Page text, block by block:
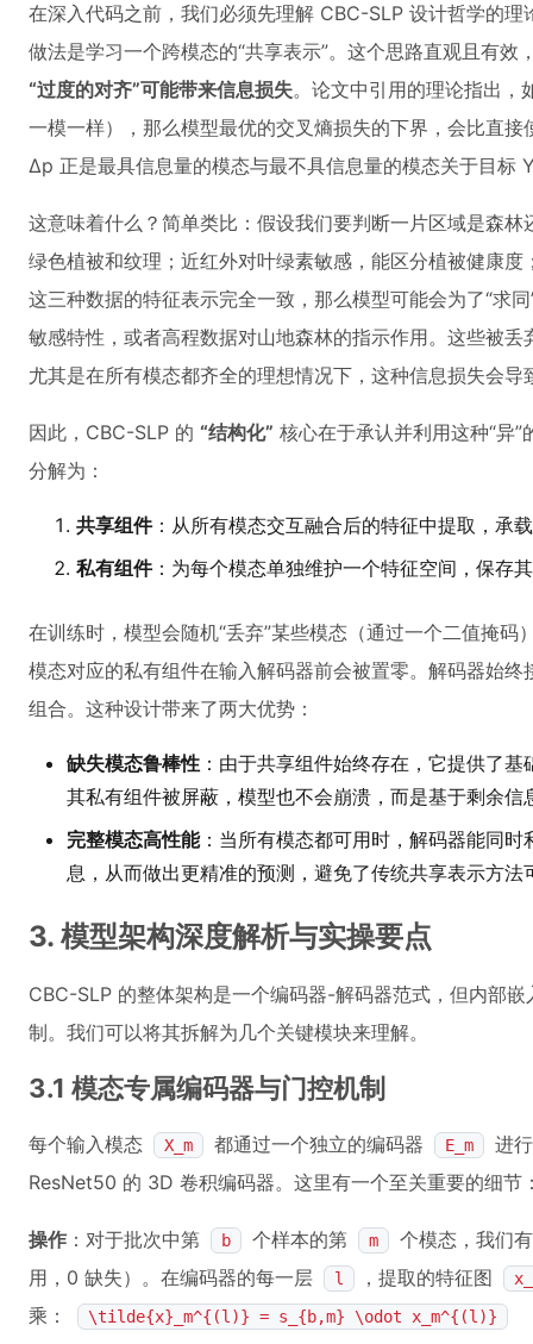
在深入代码之前，我们必须先理解 CBC-SLP 设计哲学的
做法是学习一个跨模态的“共享表示”。这个思路直观且有
“过度的对齐”可能带来信息损失。论文中引用的理论指出，
一模一样），那么模型最优的交叉熵损失的下界，会比直
Δp 正是最具信息量的模态与最不具信息量的模态关于目标
这意味着什么？简单类比：假设我们要判断一片区域是森
绿色植被和纹理；近红外对叶绿素敏感，能区分植被健康
这三种数据的特征表示完全一致，那么模型可能会为了“求
敏感特性，或者高程数据对山地森林的指示作用。这些被丢
尤其是在所有模态都齐全的理想情况下，这种信息损失会
因此，CBC-SLP 的 “结构化” 核心在于承认并利用这种“异
分解为：
共享组件：从所有模态交互融合后的特征中提取，承
私有组件：为每个模态单独维护一个特征空间，保存
在训练时，模型会随机“丢弃”某些模态（通过一个二值掩
模态对应的私有组件在输入解码器前会被置零。解码器始
组合。这种设计带来了两大优势：
缺失模态鲁棒性 ：由于共享组件始终存在，它提供了
其私有组件被屏蔽，模型也不会崩溃，而是基于剩余信
完整模态高性能：当所有模态都可用时，解码器能同
息，从而做出更精准的预测，避免了传统共享表示方法
3. 模型架构深度解析与实操要点
CBC-SLP 的整体架构是一个编码器-解码器范式，但内部
制。我们可以将其拆解为几个关键模块来理解。
3.1 模态专属编码器与门控机制
每个输入模态 X_m 都通过一个独立的编码器 E_m
进
ResNet50 的 3D 卷积编码器。这里有一个至关重要的细节
操作 ：对于批次中第 b 个样本的第 m
个模态，我们
用，0 缺失）。在编码器的每一层
l ，提取的特征图
乘： \tilde{x}_m^{(l)} = s_{b,m} \odot x_m^{(l)}